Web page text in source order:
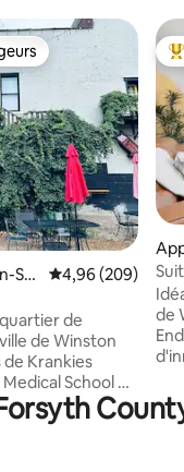
les plus appréciés
Sal
Évaluation
4,96 (209)
de
de Winston
School et
minutes à pied
et bars. Cet
m
de
de